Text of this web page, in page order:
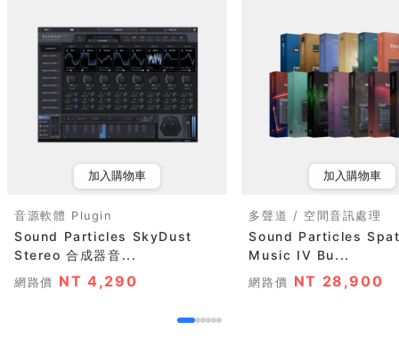
加入購物車
音源軟體 Plugin
Sound Particles SkyDust
Stereo 合成器音...
網路價 NT 4,290
加入購物車
多聲道 / 空間音訊處理
Sound Particles
Music IV Bu...
網路價 NT 28,900